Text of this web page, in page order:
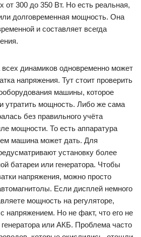
от 300 до 350 Вт. Но есть реальная,
долговременная мощность. Она
и составляет всегда
всех динамиков одновременно может
напряжения. Тут стоит проверить
машины, которое
утратить мощность. Либо же сама
без правильного учёта
мощности. То есть аппаратура
машина может дать. Для
установку более
батареи или генератора. Чтобы
напряжения, можно просто
Если дисплей немного
мощность на регуляторе,
напряжением. Но не факт, что его не
генератора или АКБ. Проблема часто